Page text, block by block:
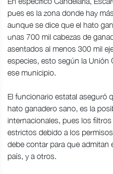
pues es la zona donde hay
aunque se dice que el hato
unas 700 mil cabezas de
asentados al menos 300 mil
especies, esto según la Unión
ese municipio.
El funcionario estatal aseguró
hato ganadero sano, es la
internacionales, pues los
estrictos debido a los
debe contar para que admitan
país, y a otros.